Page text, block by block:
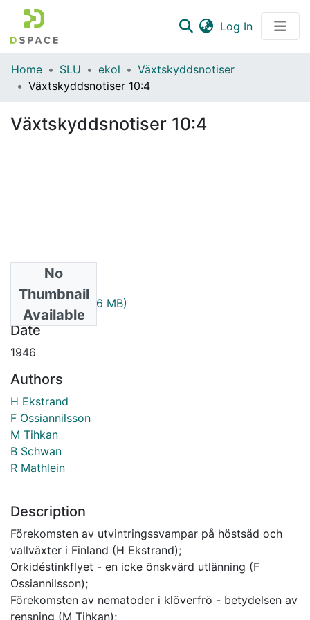
Log In(current)
Communities & Collections
All of DSpace
Statistics
Home SLU ekol
Växtskyddsnotiser
Växtskyddsnotiser 10:4
Växtskyddsnotiser 10:4
No
Thumbnail
Available
1946_10_4.pdf(1.16 MB)
Date
1946
Authors
H Ekstrand
F Ossiannilsson
M Tihkan
B Schwan
R Mathlein
Description
Förekomsten av utvintringssvampar på höstsäd och
vallväxter i Finland (H Ekstrand);
Orkidéstinkflyet - en icke önskvärd utlänning (F
Ossiannilsson);
Förekomsten av nematoder i klöverfrö - betydelsen av
rensning (M Tihkan);